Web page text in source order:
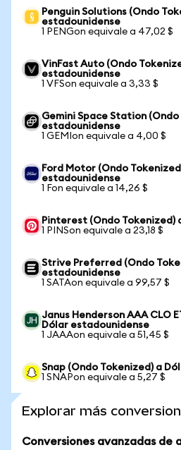
Penguin Solutions (Ondo
estadounidense
1 PENGon equivale a 47,02 $
VinFast Auto (Ondo
estadounidense
1 VFSon equivale a 3,33 $
Gemini Space Station
estadounidense
1 GEMIon equivale a 4,00 $
Ford Motor (Ondo
estadounidense
1 Fon equivale a 14,26 $
Pinterest (Ondo Tokenized)
1 PINSon equivale a 23,18 $
Strive Preferred (Ondo
estadounidense
1 SATAon equivale a 99,57 $
Janus Henderson AAA CLO
Dólar estadounidense
1 JAAAon equivale a 51,45 $
Snap (Ondo Tokenized) a
1 SNAPon equivale a 5,27 $
Explorar más
Conversiones avanzadas de